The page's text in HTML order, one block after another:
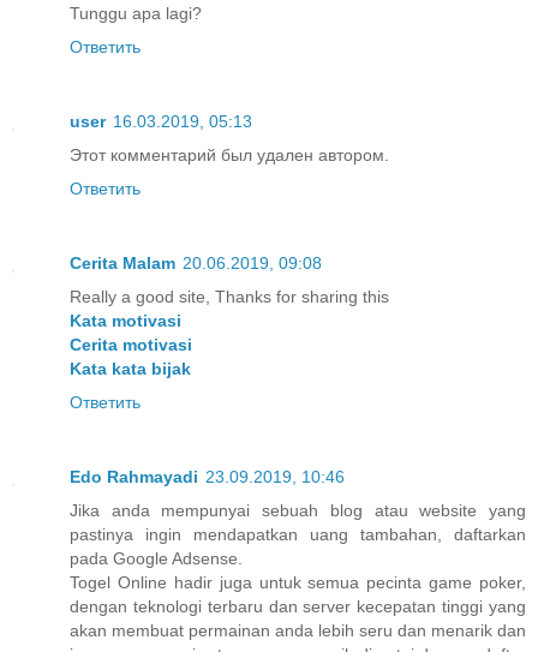
Tunggu apa lagi?
Ответить
user 16.03.2019, 05:13
Этот комментарий был удален автором.
Ответить
Cerita Malam 20.06.2019, 09:08
Really a good site, Thanks for sharing this
Kata motivasi
Cerita motivasi
Kata kata bijak
Ответить
Edo Rahmayadi 23.09.2019, 10:46
Jika anda mempunyai sebuah blog atau website yang
pastinya ingin mendapatkan uang tambahan, daftarkan
pada Google Adsense.
Togel Online hadir juga untuk semua pecinta game poker,
dengan teknologi terbaru dan server kecepatan tinggi yang
akan membuat permainan anda lebih seru dan menarik dan